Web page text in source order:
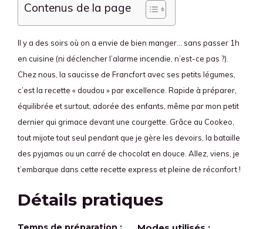
Contenus de la page
Il y a des soirs où on a envie de bien manger… sans passer 1h
en cuisine (ni déclencher l’alarme incendie, n’est-ce pas ?).
Chez nous, la saucisse de Francfort avec ses petits légumes,
c’est la recette « doudou » par excellence. Rapide à préparer,
équilibrée et surtout, adorée des enfants, même par mon petit
dernier qui grimace devant une courgette. Grâce au Cookeo,
tout mijote tout seul pendant que je gère les devoirs, la bataille
des pyjamas ou un carré de chocolat en douce. Allez, viens, je
t’embarque dans cette recette express et pleine de réconfort !
Détails pratiques